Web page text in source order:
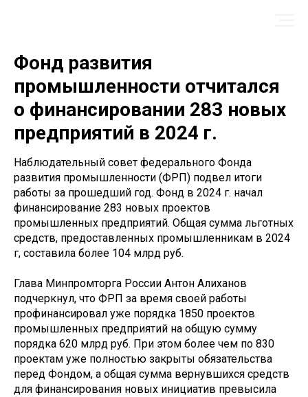
Фонд развития
промышленности отчитался
о финансировании 283 новых
предприятий в 2024 г.
Наблюдательный совет федерального Фонда
развития промышленности (ФРП) подвел итоги
работы за прошедший год. Фонд в 2024 г. начал
финансирование 283 новых проектов
промышленных предприятий. Общая сумма льготных
средств, предоставленных промышленникам в 2024
г, составила более 104 млрд руб.
Глава Минпромторга России Антон Алиханов
подчеркнул, что ФРП за время своей работы
профинансировал уже порядка 1850 проектов
промышленных предприятий на общую сумму
порядка 620 млрд руб. При этом более чем по 830
проектам уже полностью закрыты обязательства
перед Фондом, а общая сумма вернувшихся средств
для финансирования новых инициатив превысила